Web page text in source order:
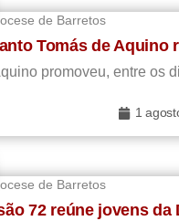
de Barretos
Tomás de Aquino
promoveu, entre os
1
de Barretos
72 reúne jovens